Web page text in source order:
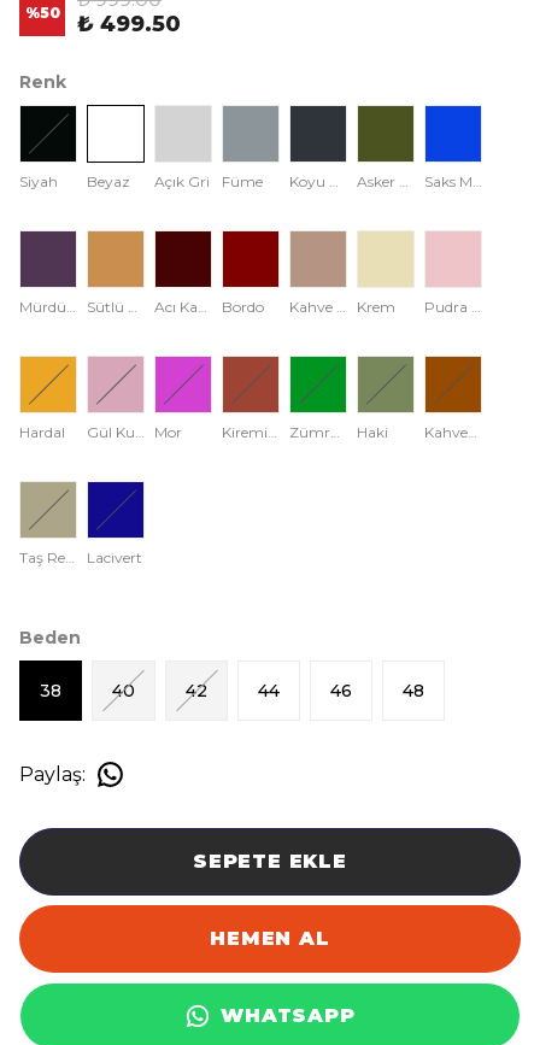
%50 ₺ 499.50
Renk
Siyah Beyaz Açık Gri Füme Koyu Antrasit Asker Yeşili Saks Mavisi
Mürdüm Sütlü Kahve Acı Kahve Bordo Kahve Taş Rengi Krem Pudra Pembesi
Hardal Gül Kurusu Mor Kiremit Rengi Zümrüt Yeşili Haki Kahverengi
Taş Rengi Lacivert
Beden
38 40 42 44 46 48
Paylaş:
SEPETE EKLE
HEMEN AL
WHATSAPP